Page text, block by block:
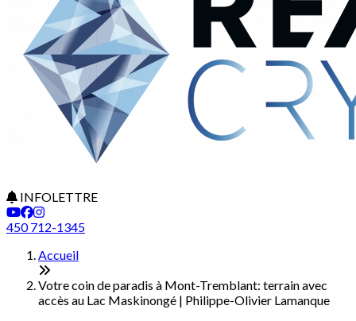
INFOLETTRE
450 712-1345
Accueil
Votre coin de paradis à Mont-Tremblant: terrain avec
accès au Lac Maskinongé | Philippe-Olivier Lamanque